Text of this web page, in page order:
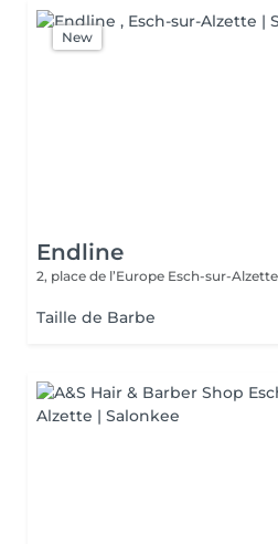
New
Endline
2, place de l’Europe Esch-sur-Alzette
Taille de Barbe